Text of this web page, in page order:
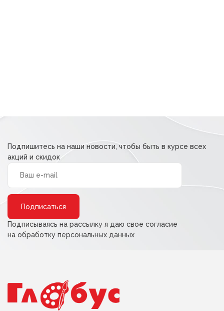
Подпишитесь на наши новости, чтобы быть в курсе всех
акций и скидок
Подписываясь на рассылку я даю свое согласие
на обработку персональных данных